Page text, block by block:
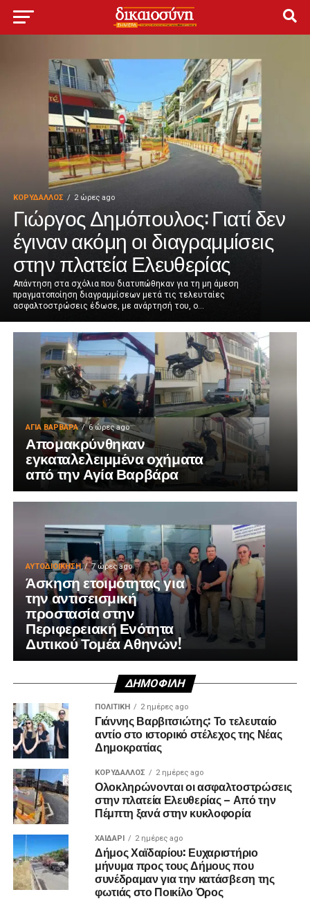
ΚΟΡΥΔΑΛΛΟΣ 2 ώρες ago
Γιώργος Δημόπουλος: Γιατί δεν
έγιναν ακόμη οι διαγραμμίσεις
στην πλατεία Ελευθερίας
Απάντηση στα σχόλια που διατυπώθηκαν για τη μη άμεση
πραγματοποίηση διαγραμμίσεων μετά τις τελευταίες
ασφαλτοστρώσεις έδωσε, με ανάρτησή του, ο...
ΑΓΙΑ ΒΑΡΒΑΡΑ 6 ώρες ago
Απομακρύνθηκαν
εγκαταλελειμμένα οχήματα
από την Αγία Βαρβάρα
ΑΥΤΟΔΙΟΊΚΗΣΗ 7 ώρες ago
Άσκηση ετοιμότητας για
την αντισεισμική
προστασία στην
Περιφερειακή Ενότητα
Δυτικού Τομέα Αθηνών!
ΔΗΜΟΦΙΛΉ
ΠΟΛΙΤΙΚΉ 2 ημέρες ago
Γιάννης Βαρβιτσιώτης: Το τελευταίο
αντίο στο ιστορικό στέλεχος της Νέας
Δημοκρατίας
ΚΟΡΥΔΑΛΛΟΣ 2 ημέρες ago
Ολοκληρώνονται οι ασφαλτοστρώσεις
στην πλατεία Ελευθερίας – Από την
Πέμπτη ξανά στην κυκλοφορία
ΧΑΪΔΑΡΙ 2 ημέρες ago
Δήμος Χαϊδαρίου: Ευχαριστήριο
μήνυμα προς τους Δήμους που
συνέδραμαν για την κατάσβεση της
φωτιάς στο Ποικίλο Όρος